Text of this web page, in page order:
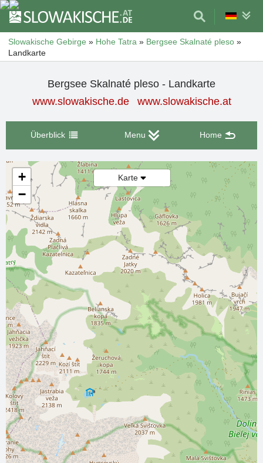
Slowakische Gebirge » Hohe Tatra » Bergsee Skalnaté pleso »
Landkarte
Bergsee Skalnaté pleso - Landkarte
www.slowakische.de
www.slowakische.at
Überblick Menu Home
Karte
+
−